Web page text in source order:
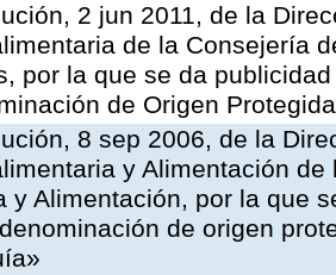
2 jun 2011, de la
de la Consejería
por la que se da
de Origen
8 sep 2006, de la
y Alimentación
y Alimentación, por la que
de origen